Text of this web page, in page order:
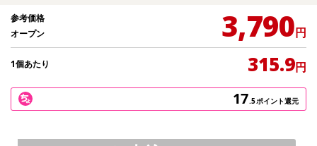
参考価格
オープン
3,790円
1個あたり 315.9円
17.5ポイント還元